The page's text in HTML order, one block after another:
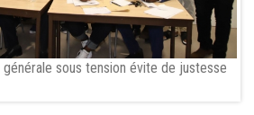
générale sous tension évite de justesse